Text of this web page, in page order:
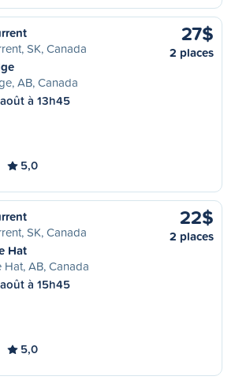
SK, Canada
AB, Canada
à 13h45
27$
2 places
5,0
SK, Canada
Hat
Hat, AB, Canada
à 15h45
22$
2 places
5,0